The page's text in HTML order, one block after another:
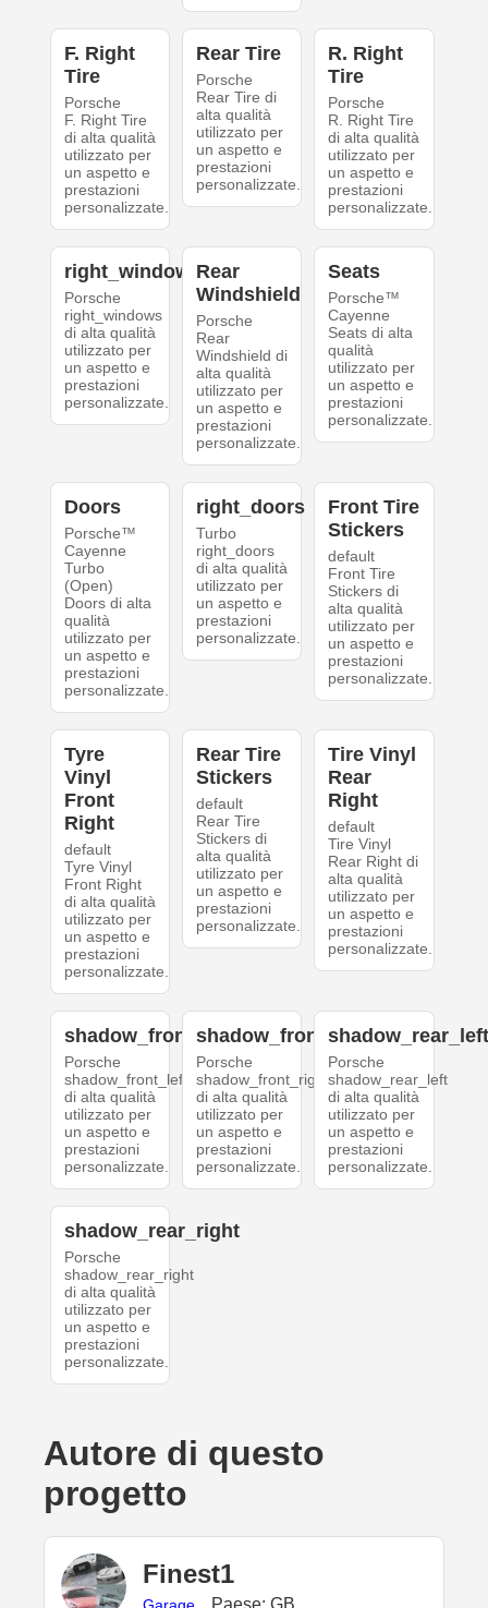
F. Right
Tire
Porsche
F. Right Tire
di alta qualità
utilizzato per
un aspetto e
prestazioni
personalizzate.
Rear Tire
Porsche
Rear Tire di
alta qualità
utilizzato per
un aspetto e
prestazioni
personalizzate.
R. Right
Tire
Porsche
R. Right Tire
di alta qualità
utilizzato per
un aspetto e
prestazioni
personalizzate.
right_windows
Porsche
right_windows
di alta qualità
utilizzato per
un aspetto e
prestazioni
personalizzate.
Rear
Windshield
Porsche
Rear
Windshield di
alta qualità
utilizzato per
un aspetto e
prestazioni
personalizzate.
Seats
Porsche™
Cayenne
Seats di alta
qualità
utilizzato per
un aspetto e
prestazioni
personalizzate.
Doors
Porsche™
Cayenne
Turbo
(Open)
Doors di alta
qualità
utilizzato per
un aspetto e
prestazioni
personalizzate.
right_doors
Turbo
right_doors
di alta qualità
utilizzato per
un aspetto e
prestazioni
personalizzate.
Front Tire
Stickers
default
Front Tire
Stickers di
alta qualità
utilizzato per
un aspetto e
prestazioni
personalizzate.
Tyre
Vinyl
Front
Right
default
Tyre Vinyl
Front Right
di alta qualità
utilizzato per
un aspetto e
prestazioni
personalizzate.
Rear Tire
Stickers
default
Rear Tire
Stickers di
alta qualità
utilizzato per
un aspetto e
prestazioni
personalizzate.
Tire Vinyl
Rear
Right
default
Tire Vinyl
Rear Right di
alta qualità
utilizzato per
un aspetto e
prestazioni
personalizzate.
shadow_front_left
Porsche
shadow_front_left
di alta qualità
utilizzato per
un aspetto e
prestazioni
personalizzate.
shadow_front_right
Porsche
shadow_front_right
di alta qualità
utilizzato per
un aspetto e
prestazioni
personalizzate.
Porsche
shadow_rear_left
di alta qualità
utilizzato per
un aspetto e
prestazioni
personalizzate.
shadow_rear_right
Porsche
shadow_rear_right
di alta qualità
utilizzato per
un aspetto e
prestazioni
personalizzate.
Autore di questo
progetto
Finest1
Paese: GB